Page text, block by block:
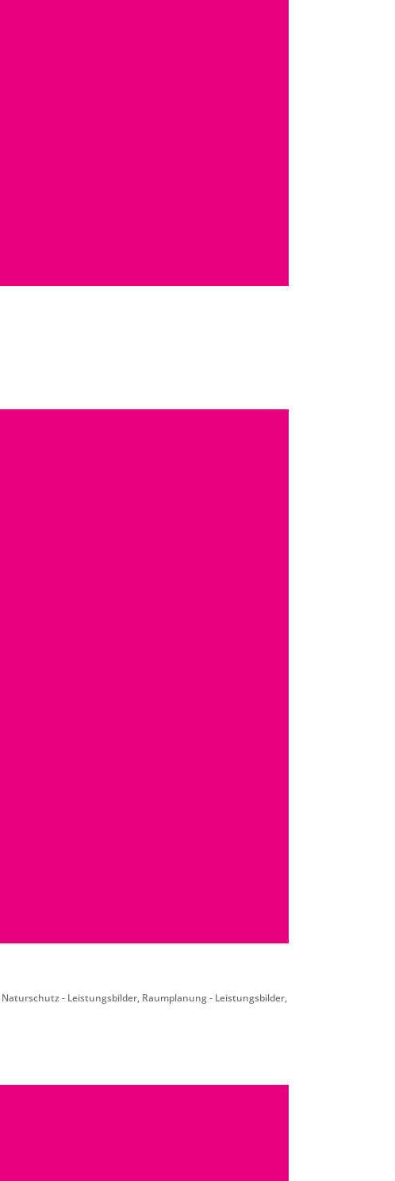
Naturschutz - Leistungsbilder, Raumplanung - Leistungsbilder,